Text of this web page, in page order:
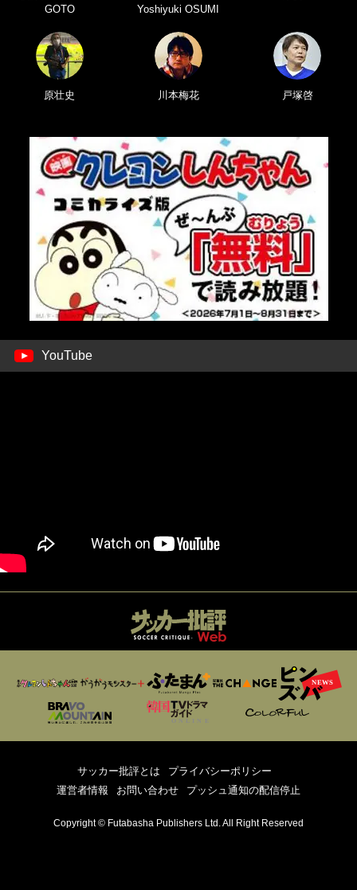
GOTO
Yoshiyuki OSUMI
原壮史 川本梅花 戸塚啓
YouTube
サッカー批評とは
プライバシーポリシー
運営者情報
お問い合わせ プッシュ通知の配信停止
Copyright © Futabasha Publishers Ltd. All Right Reserved